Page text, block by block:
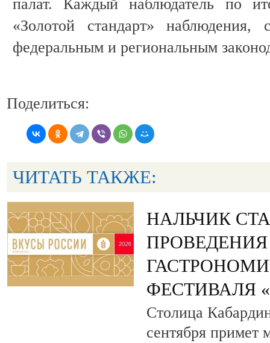
палат. Каждый наблюдатель по
«Золотой стандарт» наблюдения,
федеральным и региональным
Поделиться:
ЧИТАТЬ ТАКЖЕ:
НАЛЬЧИК
ПРОВЕДЕНИЯ
ФЕСТИВАЛЯ
Столица
сентября примет